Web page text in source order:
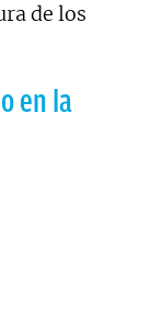
de los
en la